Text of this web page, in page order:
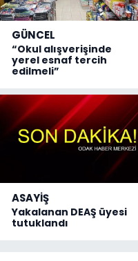
GÜNCEL
“Okul alışverişinde
yerel esnaf tercih
edilmeli”
ASAYİŞ
Yakalanan DEAŞ üyesi
tutuklandı